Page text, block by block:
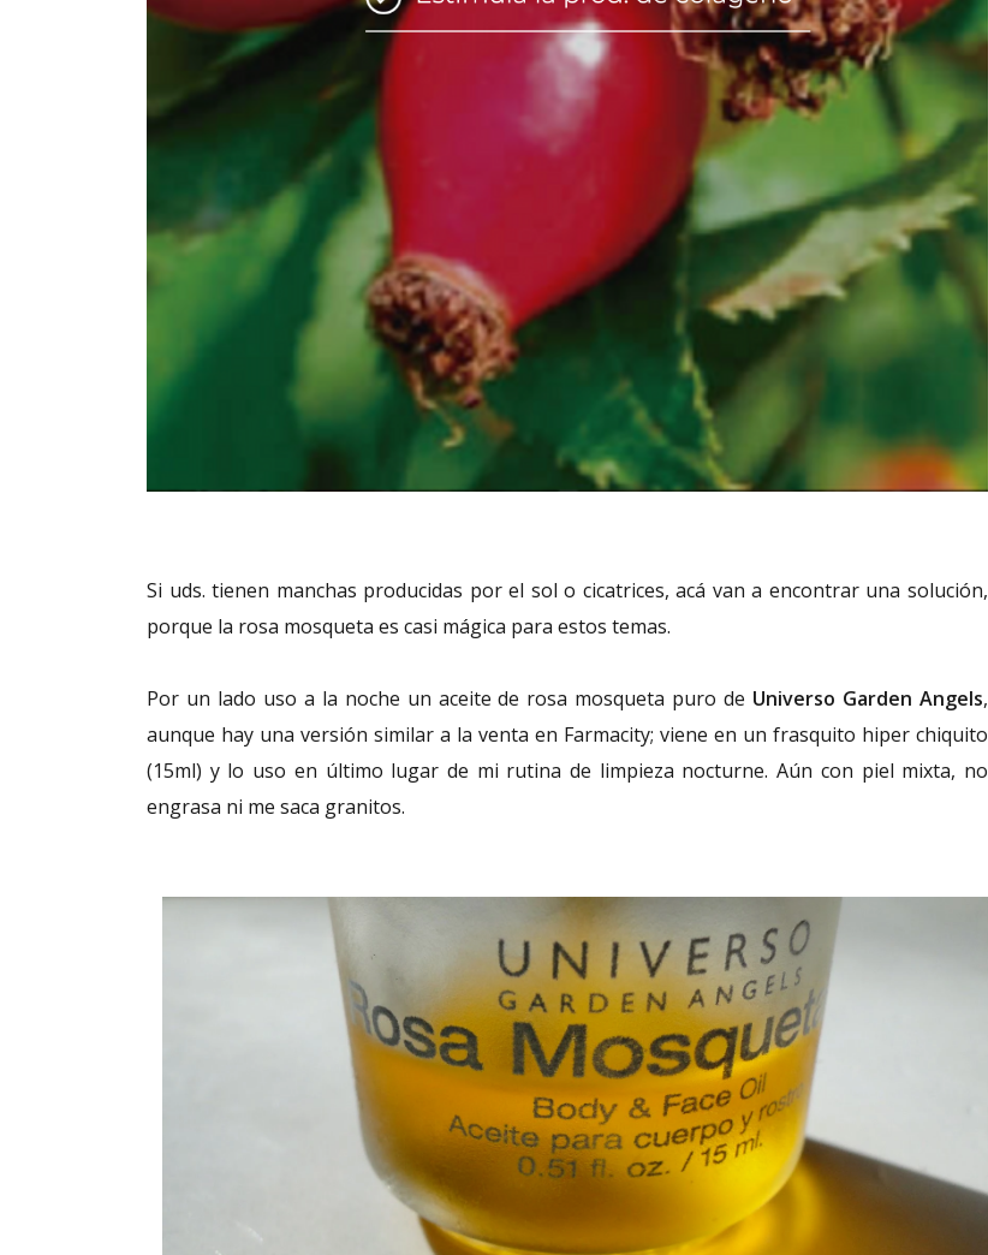
Si uds. tienen manchas producidas por el sol o cicatrices, acá van a encontrar una solución,
porque la rosa mosqueta es casi mágica para estos temas.
Por un lado uso a la noche un aceite de rosa mosqueta puro de Universo Garden Angels,
aunque hay una versión similar a la venta en Farmacity; viene en un frasquito hiper chiquito
(15ml) y lo uso en último lugar de mi rutina de limpieza nocturne. Aún con piel mixta, no
engrasa ni me saca granitos.